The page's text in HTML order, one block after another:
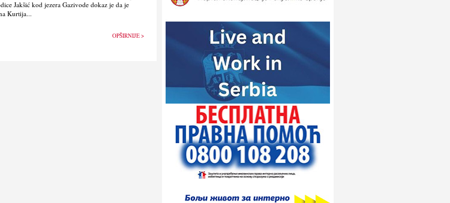
Jakšić kod jezera Gazivode dokaz je da je
Kurtija...
OPŠIRNIJE >